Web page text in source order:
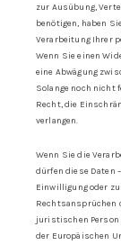
zur Ausübung,
benötigen, haben
Verarbeitung Ihrer
Wenn Sie einen
eine Abwägung
Solange noch nicht
Recht, die
verlangen.
Wenn Sie die
dürfen diese Daten
Einwilligung oder
Rechtsansprüchen
juristischen Person
der Europäischen